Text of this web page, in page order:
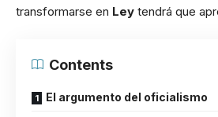
transformarse en Ley tendrá que
Contents
El argumento del oficialismo